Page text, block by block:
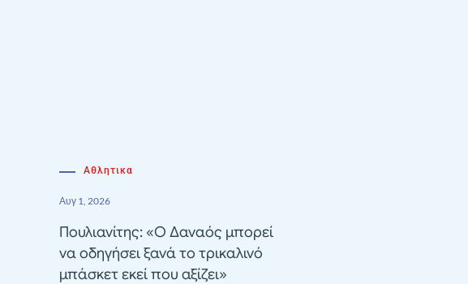
Αθλητικα
Αυγ 1, 2026
Πουλιανίτης: «Ο Δαναός μπορεί
να οδηγήσει ξανά το τρικαλινό
μπάσκετ εκεί που αξίζει»